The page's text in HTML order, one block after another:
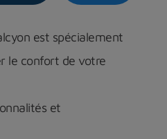
est spécialement
le confort de votre
et